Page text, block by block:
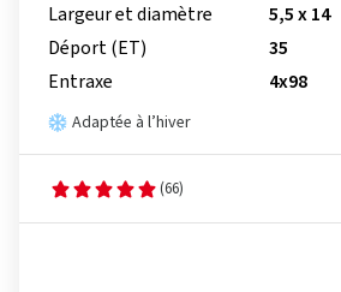
Largeur et diamètre
5,5 x 14
Déport (ET)
35
Entraxe
4x98
Adaptée à l’hiver
(66)